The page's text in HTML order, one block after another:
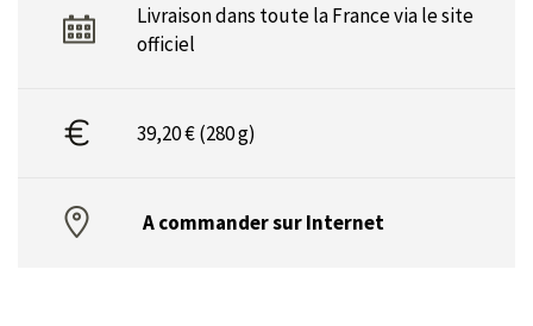
Livraison dans toute la France via le site
officiel
39,20 € (280 g)
A commander sur Internet